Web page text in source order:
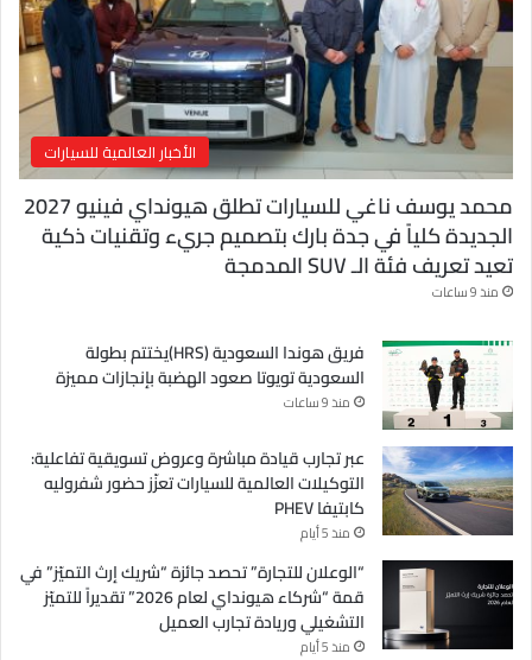
و
الأخبار العالمية للسيارات
محمد يوسف ناغي للسيارات تطلق هيونداي فينيو 2027
الجديدة كلياً في جدة بارك بتصميم جريء وتقنيات ذكية
تعيد تعريف فئة الـ SUV المدمجة
منذ 9 ساعات
فريق هوندا السعودية (HRS)يختتم بطولة
السعودية تويوتا صعود الهضبة بإنجازات مميزة
منذ 9 ساعات
عبر تجارب قيادة مباشرة وعروض تسويقية تفاعلية:
التوكيلات العالمية للسيارات تعزّز حضور شفروليه
كابتيفا PHEV
منذ 5 أيام
“الوعلان للتجارة” تحصد جائزة “شريك إرث التميّز” في
قمة “شركاء هيونداي لعام 2026” تقديراً للتميّز
التشغيلي وريادة تجارب العميل
منذ 5 أيام